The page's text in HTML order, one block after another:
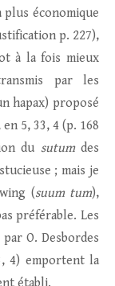
plus économique
p. 227),
à la fois mieux
par les
hapax) proposé
5, 33, 4 (p. 168
du sutumdes
; mais je
(suum tum),
préférable. Les
O. Desbordes
4) emportent la